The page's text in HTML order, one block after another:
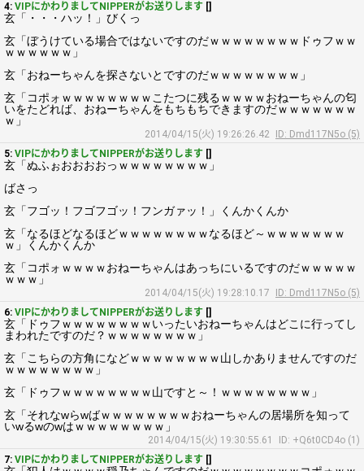
4: VIPにかわりましてNIPPERがお送りします []
玄「・・・ハッ！」びくっ
玄「ぼうけている場合ではないですのだｗｗｗｗｗｗｗｗドゥフｗｗ
ｗｗｗｗｗｗ」
玄「おねーちゃんを探さないとですのだｗｗｗｗｗｗｗｗ」
玄「コポォｗｗｗｗｗｗｗｗこたつに残るｗｗｗｗおねーちゃんの匂
いをたどれば、おねーちゃんをもちもちできますのだｗｗｗｗｗｗｗ
ｗ」
2014/04/15(火) 19:26:26.42
ID: Dmd117N5o (5)
5: VIPにかわりましてNIPPERがお送りします []
玄「ぬふぉおおおおっｗｗｗｗｗｗｗｗ」
ばさっ
玄「フゴッ！フゴフゴッ！フンガァッ！」くんかくんか
玄「なるほどなるほどｗｗｗｗｗｗｗｗなるほど～ｗｗｗｗｗｗｗ
ｗ」くんかくんか
玄「コポォｗｗｗｗおねーちゃんはあっちにいるですのだｗｗｗｗｗ
ｗｗｗ」
2014/04/15(火) 19:28:10.17
ID: Dmd117N5o (5)
6: VIPにかわりましてNIPPERがお送りします []
玄「ドゥフｗｗｗｗｗｗｗｗいったいおねーちゃんはどこに行ってし
まわれたですのだ？ｗｗｗｗｗｗｗｗ」
玄「こちらの方角になどｗｗｗｗｗｗｗｗ山しかありませんですのだ
ｗｗｗｗｗｗｗｗ」
玄「ドゥフｗｗｗｗｗｗｗｗ山ですと～！ｗｗｗｗｗｗｗｗ」
玄「それなwらwばｗｗｗｗｗｗｗｗおねーちゃんの居場所を知って
いwるwのwはｗｗｗｗｗｗｗｗ」
2014/04/15(火) 19:30:55.61
ID: +Q6t0CD4o (1)
7: VIPにかわりましてNIPPERがお送りします []